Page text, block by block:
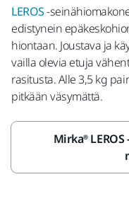
LEROS-
edistynein
hiontaan. Joustava ja
vailla olevia etuja
rasitusta. Alle 3,5 kg
pitkään väsymättä.
Mirka®